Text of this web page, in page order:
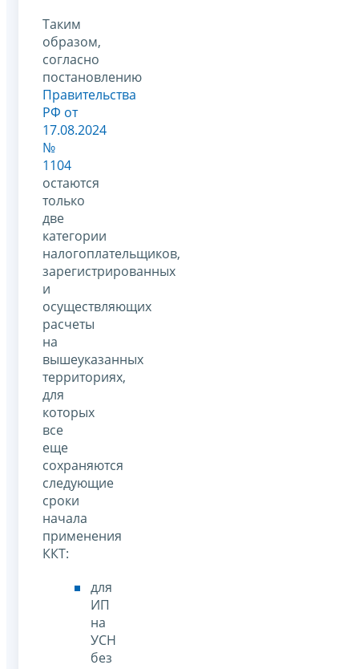
Таким
образом,
согласно
постановлению
Правительства
РФ от
17.08.2024
№
1104
остаются
только
две
категории
налогоплательщиков,
зарегистрированных
и
осуществляющих
расчеты
на
вышеуказанных
территориях,
для
которых
все
еще
сохраняются
следующие
сроки
начала
применения
ККТ:
для
ИП
на
УСН
без